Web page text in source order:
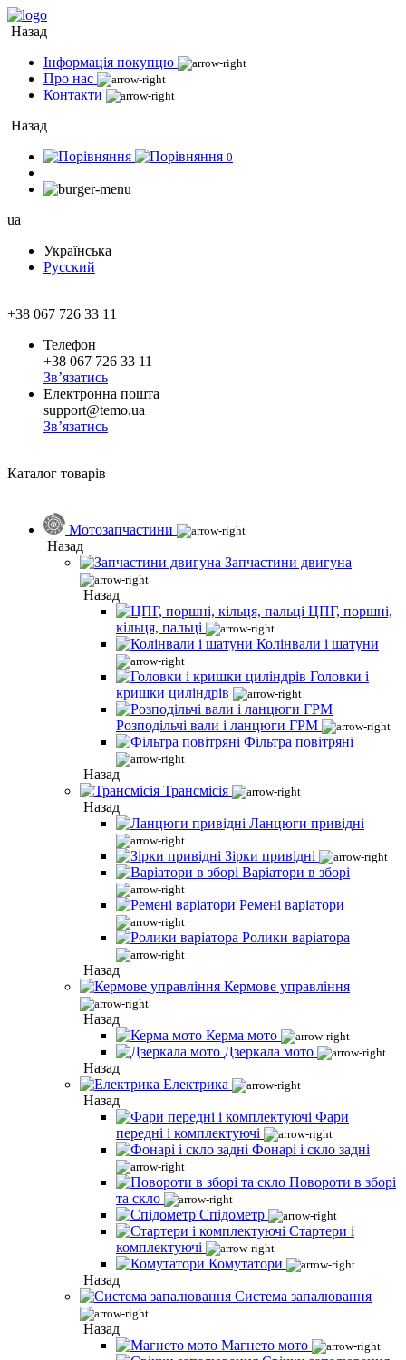
Назад
Інформація покупцю
Про нас
Контакти
Назад
0
ua
Українська
Русский
+38 067 726 33 11
Телефон
+38 067 726 33 11
Зв’язатись
Електронна пошта
support@temo.ua
Зв’язатись
Каталог товарів
Мотозапчастини
Назад
Запчастини двигуна
Назад
ЦПГ, поршні,
кільця, пальці
Колінвали і шатуни
Головки і
кришки циліндрів
Розподільчі вали і ланцюги ГРМ
Фільтра повітряні
Назад
Трансмісія
Назад
Ланцюги привідні
Зірки привідні
Варіатори в зборі
Ремені варіатори
Ролики варіатора
Назад
Кермове управління
Назад
Керма мото
Дзеркала мото
Назад
Електрика
Назад
Фари
передні і комплектуючі
Фонарі і скло задні
Повороти в зборі
та скло
Спідометр
Стартери і
комплектуючі
Комутатори
Назад
Система запалювання
Назад
Магнето мото